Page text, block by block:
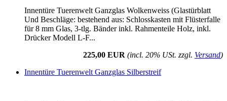
Innentüre Tuerenwelt Ganzglas Wolkenweiss (Glastürblatt
Und Beschläge: bestehend aus: Schlosskasten mit Flüsterfalle
für 8 mm Glas, 3-tlg. Bänder inkl. Rahmenteile Holz, inkl.
Drücker Modell L-F...
225,00 EUR (incl. 20% USt. zzgl. Versand)
Innentüre Tuerenwelt Ganzglas Silberstreif